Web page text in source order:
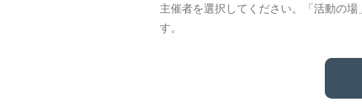
主催者を選択してください。「活動の
す。